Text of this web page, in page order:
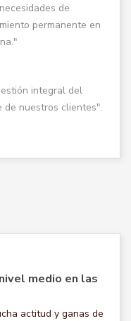
de
permanente en
integral del
de nuestros clientes".
medio en las
actitud y ganas de